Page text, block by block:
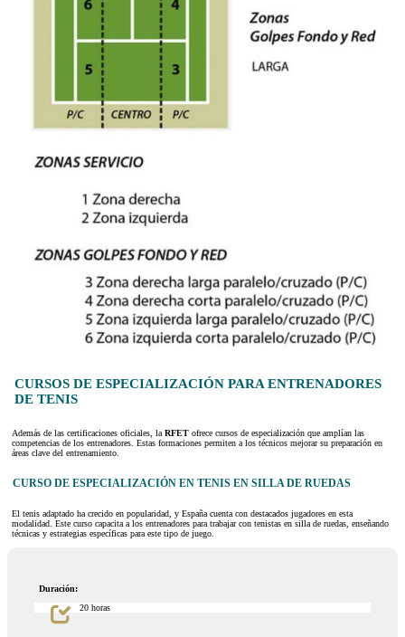
CURSOS DE ESPECIALIZACIÓN PARA ENTRENADORES
DE TENIS
Además de las certificaciones oficiales, la RFET ofrece cursos de especialización que amplían las
competencias de los entrenadores. Estas formaciones permiten a los técnicos mejorar su preparación en
áreas clave del entrenamiento.
CURSO DE ESPECIALIZACIÓN EN TENIS EN SILLA DE RUEDAS
El tenis adaptado ha crecido en popularidad, y España cuenta con destacados jugadores en esta
modalidad. Este curso capacita a los entrenadores para trabajar con tenistas en silla de ruedas, enseñando
técnicas y estrategias específicas para este tipo de juego.
Duración:
20 horas